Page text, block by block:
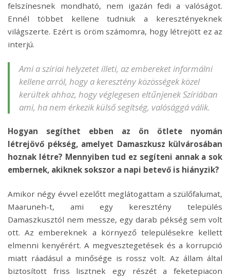
felszínesnek mondható, nem igazán fedi a valóságot.
Ennél többet kellene tudniuk a keresztényeknek
világszerte. Ezért is öröm számomra, hogy létrejött ez az
interjú.
Ami a szíriai helyzetet illeti, az embereket informálni
kellene arról, hogy a keresztény közösségek közel
kerültek ahhoz, hogy véglegesen eltűnjenek Szíriában
ami, ha nem érkezik külső segítség, valósággá válik.
Hogyan segíthet ebben az ön ötlete nyomán
létrejövő pékség, amelyet Damaszkusz külvárosában
hoznak létre? Mennyiben tud ez segíteni annak a sok
embernek, akiknek sokszor a napi betevő is hiányzik?
Amikor négy évvel ezelőtt meglátogattam a szülőfalumat,
Maaruneh-t, ami egy keresztény település
Damaszkusztól nem messze, egy darab pékség sem volt
ott. Az embereknek a környező településekre kellett
elmenni kenyérért. A megvesztegetések és a korrupció
miatt ráadásul a minősége is rossz volt. Az állam által
biztosított friss lisztnek egy részét a feketepiacon